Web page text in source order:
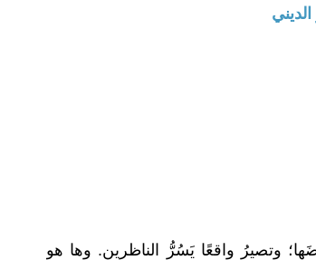
وتصيرُ واقعًا يَسُرُّ الناظرين. وها هو